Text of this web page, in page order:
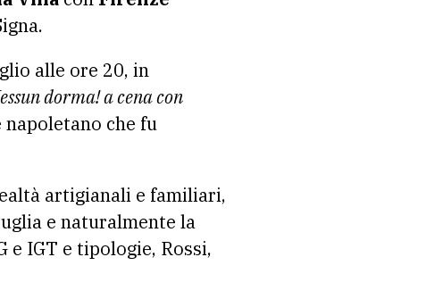
alle ore 20, in
dorma! a cena con
che fu
artigianali e familiari,
e naturalmente la
e IGT e tipologie, Rossi,